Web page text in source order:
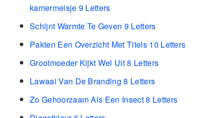
kamermeisje 9 Letters
Schijnt Warmte Te Geven 9 Letters
Pakten Een Overzicht Met Titels 10 Letters
Grootmoeder Kijkt Wel Uit 8 Letters
Lawaai Van De Branding 8 Letters
Zo Gehoorzaam Als Een Insect 8 Letters